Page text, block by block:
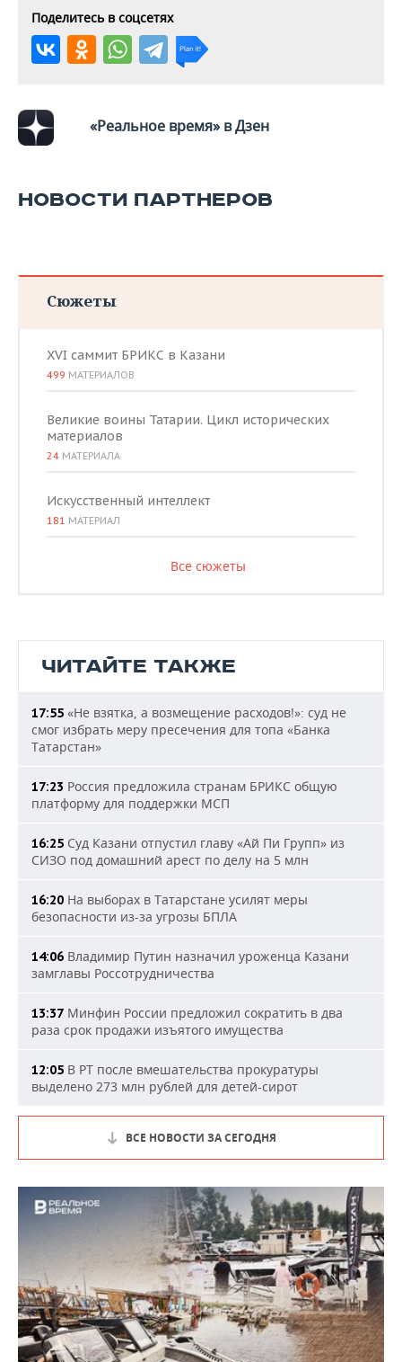
Поделитесь в соцсетях
«Реальное время» в Дзен
НОВОСТИ ПАРТНЕРОВ
Сюжеты
XVI саммит БРИКС в Казани
499 МАТЕРИАЛОВ
Великие воины Татарии. Цикл исторических
материалов
24 МАТЕРИАЛА
Искусственный интеллект
181 МАТЕРИАЛ
Все сюжеты
ЧИТАЙТЕ ТАКЖЕ
17:55 «Не взятка, а возмещение расходов!»: суд не
смог избрать меру пресечения для топа «Банка
Татарстан»
17:23 Россия предложила странам БРИКС общую
платформу для поддержки МСП
16:25 Суд Казани отпустил главу «Ай Пи Групп» из
СИЗО под домашний арест по делу на 5 млн
16:20 На выборах в Татарстане усилят меры
безопасности из-за угрозы БПЛА
14:06 Владимир Путин назначил уроженца Казани
замглавы Россотрудничества
13:37 Минфин России предложил сократить в два
раза срок продажи изъятого имущества
12:05 В РТ после вмешательства прокуратуры
выделено 273 млн рублей для детей-сирот
ВСЕ НОВОСТИ ЗА СЕГОДНЯ